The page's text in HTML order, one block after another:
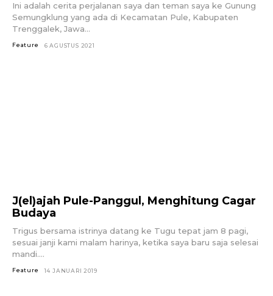
Ini adalah cerita perjalanan saya dan teman saya ke Gunung
Semungklung yang ada di Kecamatan Pule, Kabupaten
Trenggalek, Jawa...
Feature 6 AGUSTUS 2021
J(el)ajah Pule-Panggul, Menghitung Cagar
Budaya
Trigus bersama istrinya datang ke Tugu tepat jam 8 pagi,
sesuai janji kami malam harinya, ketika saya baru saja selesai
mandi....
Feature 14 JANUARI 2019